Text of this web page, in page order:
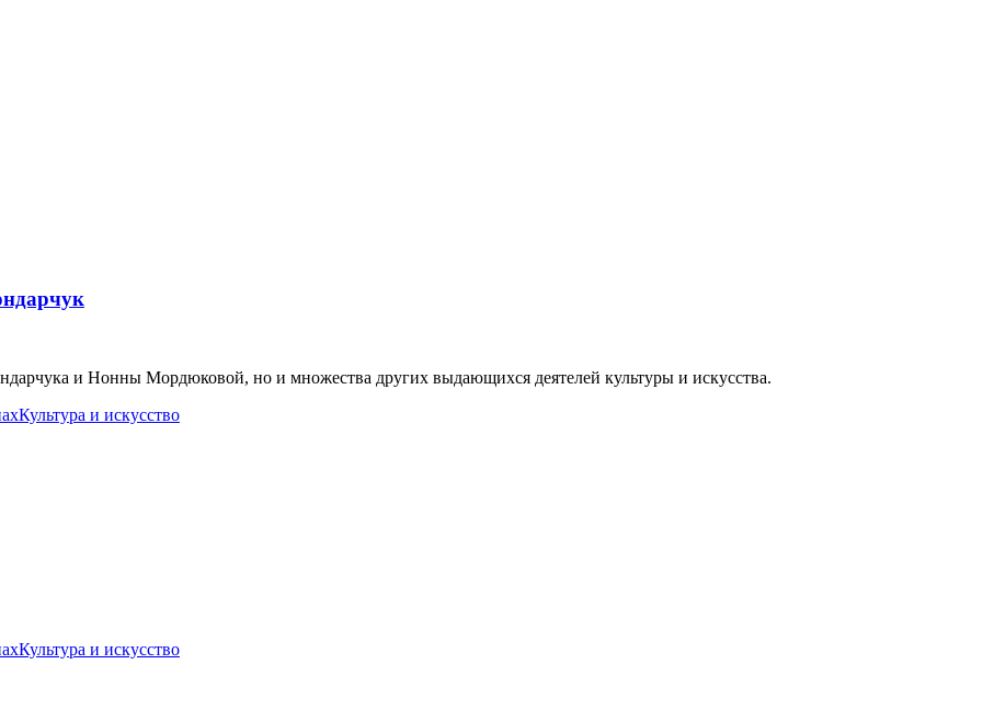
и Нонны Мордюковой, но и множества других выдающихся деятелей культуры и искусства.
Культура и искусство
Культура и искусство